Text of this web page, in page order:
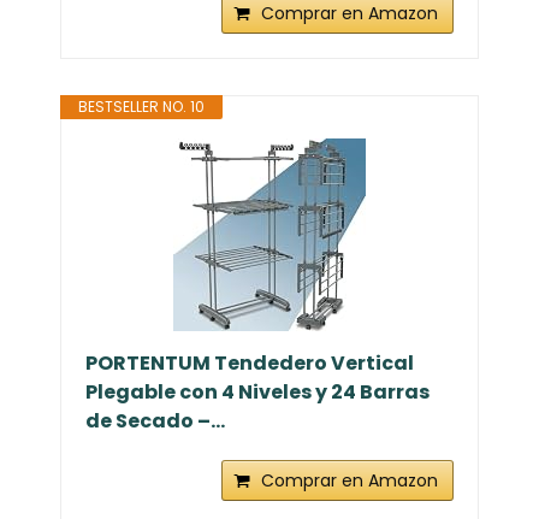
Comprar en Amazon
BESTSELLER NO. 10
PORTENTUM Tendedero Vertical
Plegable con 4 Niveles y 24 Barras
de Secado –...
Comprar en Amazon